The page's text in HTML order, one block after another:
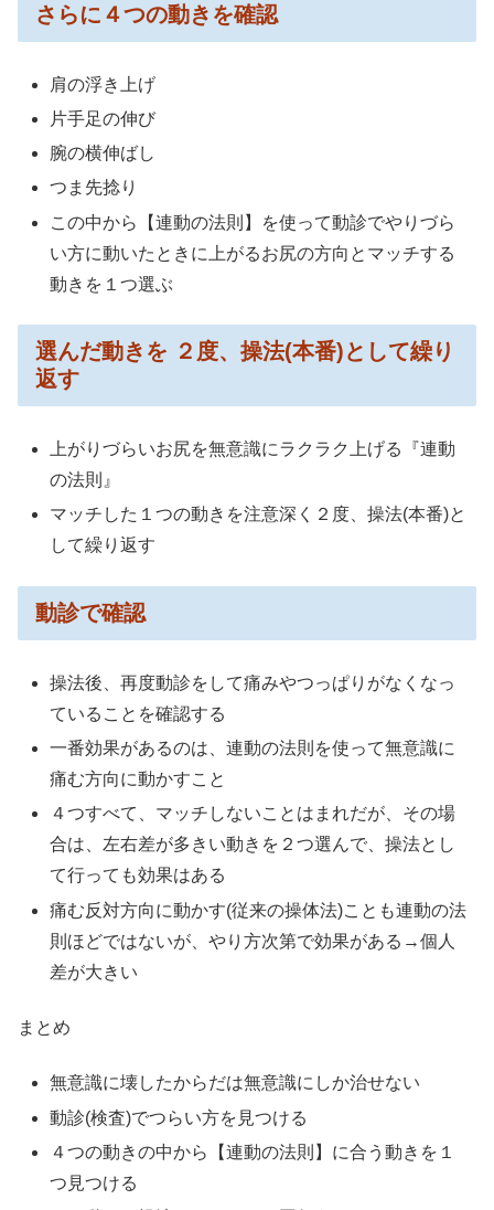
さらに４つの動きを確認
肩の浮き上げ
片手足の伸び
腕の横伸ばし
つま先捻り
この中から【連動の法則】を使って動診でやりづら
い方に動いたときに上がるお尻の方向とマッチする
動きを１つ選ぶ
選んだ動きを ２度、操法(本番)として繰り
返す
上がりづらいお尻を無意識にラクラク上げる『連動
の法則』
マッチした１つの動きを注意深く２度、操法(本番)と
して繰り返す
動診で確認
操法後、再度動診をして痛みやつっぱりがなくなっ
ていることを確認する
一番効果があるのは、連動の法則を使って無意識に
痛む方向に動かすこと
４つすべて、マッチしないことはまれだが、その場
合は、左右差が多きい動きを２つ選んで、操法とし
て行っても効果はある
痛む反対方向に動かす(従来の操体法)ことも連動の法
則ほどではないが、やり方次第で効果がある→個人
差が大きい
まとめ
無意識に壊したからだは無意識にしか治せない
動診(検査)でつらい方を見つける
４つの動きの中から【連動の法則】に合う動きを１
つ見つける